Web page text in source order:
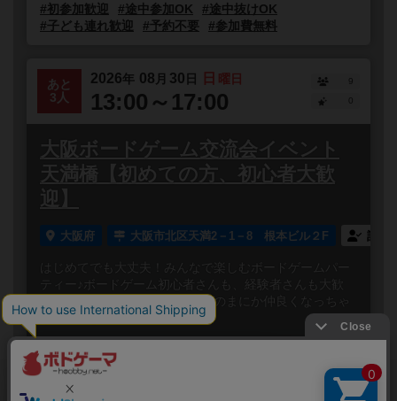
#初参加歓迎
#途中参加OK
#途中抜けOK
#子ども連れ歓迎
#予約不要 #参加費無料
あと
3人
2026年 08 月 30 日 日 曜日
13:00～17:00
9
大阪ボードゲーム交流会イベント
天満橋【初めての方、初心者大歓
迎】
大阪府 大阪市北区天満2－1－8 根本ビル２F 誰で
はじめてでも大丈夫！みんなで楽しむボードゲームパー
ティー♪ボードゲーム初心者さんも、経験者さんも大歓
迎！笑って、しゃべって、いつのまにか仲良くなっちゃ
う✨みんなでワ...
閉じる
ボードゲームのプレイ履歴を記録し